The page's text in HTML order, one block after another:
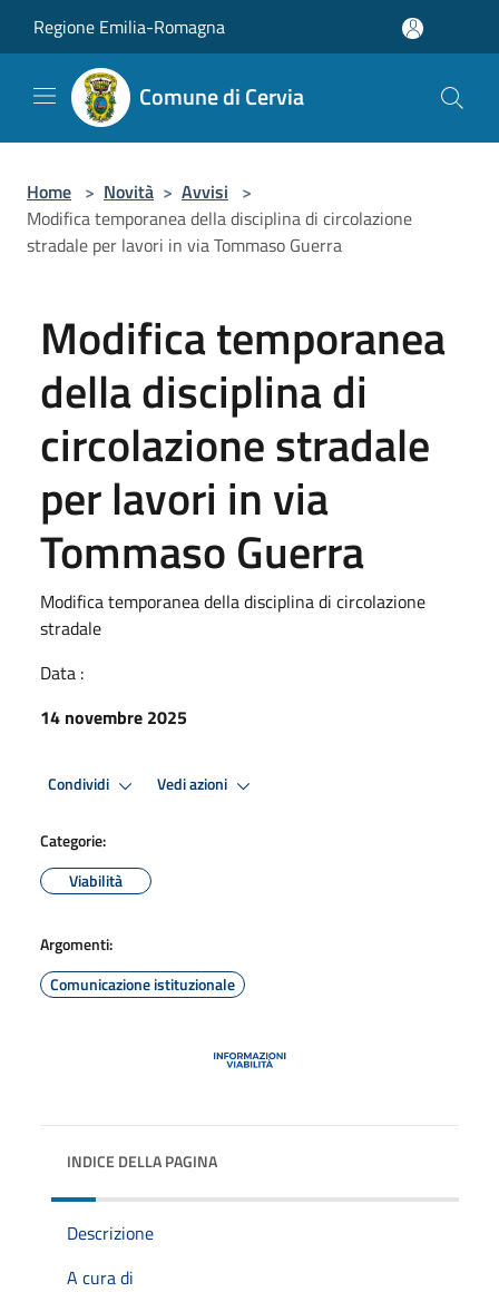
Regione Emilia-Romagna
Comune di Cervia
Home > Novità > Avvisi >
Modifica temporanea della disciplina di circolazione
stradale per lavori in via Tommaso Guerra
Modifica temporanea
della disciplina di
circolazione stradale
per lavori in via
Tommaso Guerra
Modifica temporanea della disciplina di circolazione
stradale
Data :
14 novembre 2025
Condividi Vedi azioni
Categorie:
Viabilità
Argomenti:
Comunicazione istituzionale
INDICE DELLA PAGINA
Descrizione
A cura di